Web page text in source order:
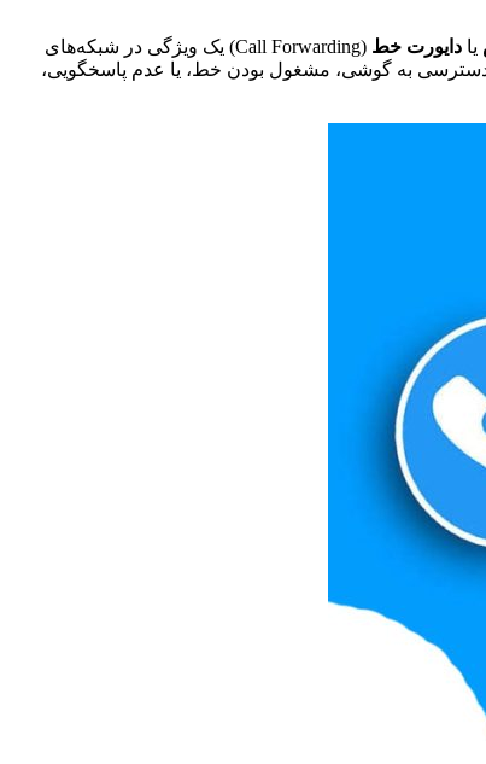
یا دایورت خط
(Call Forwarding) یک ویژگی در شبکه‌های
دسترسی به گوشی، مشغول بودن خط، یا عدم پاسخگویی،